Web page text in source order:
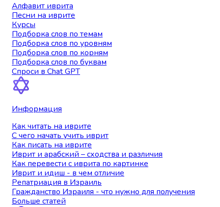
Алфавит иврита
Песни на иврите
Курсы
Подборка слов по темам
Подборка слов по уровням
Подборка слов по корням
Подборка слов по буквам
Спроси в Chat GPT
Информация
Как читать на иврите
С чего начать учить иврит
Как писать на иврите
Иврит и арабский – сходства и различия
Как перевести с иврита по картинке
Иврит и идиш - в чем отличие
Репатриация в Израиль
Гражданство Израиля - что нужно для получения
Больше статей